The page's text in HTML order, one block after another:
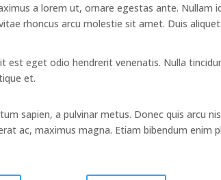
a lorem ut, ornare egestas ante. Nullam
rhoncus arcu molestie sit amet. Duis
est eget odio hendrerit venenatis. Nulla
et.
sapien, a pulvinar metus. Donec quis arcu
ac, maximus magna. Etiam bibendum enim